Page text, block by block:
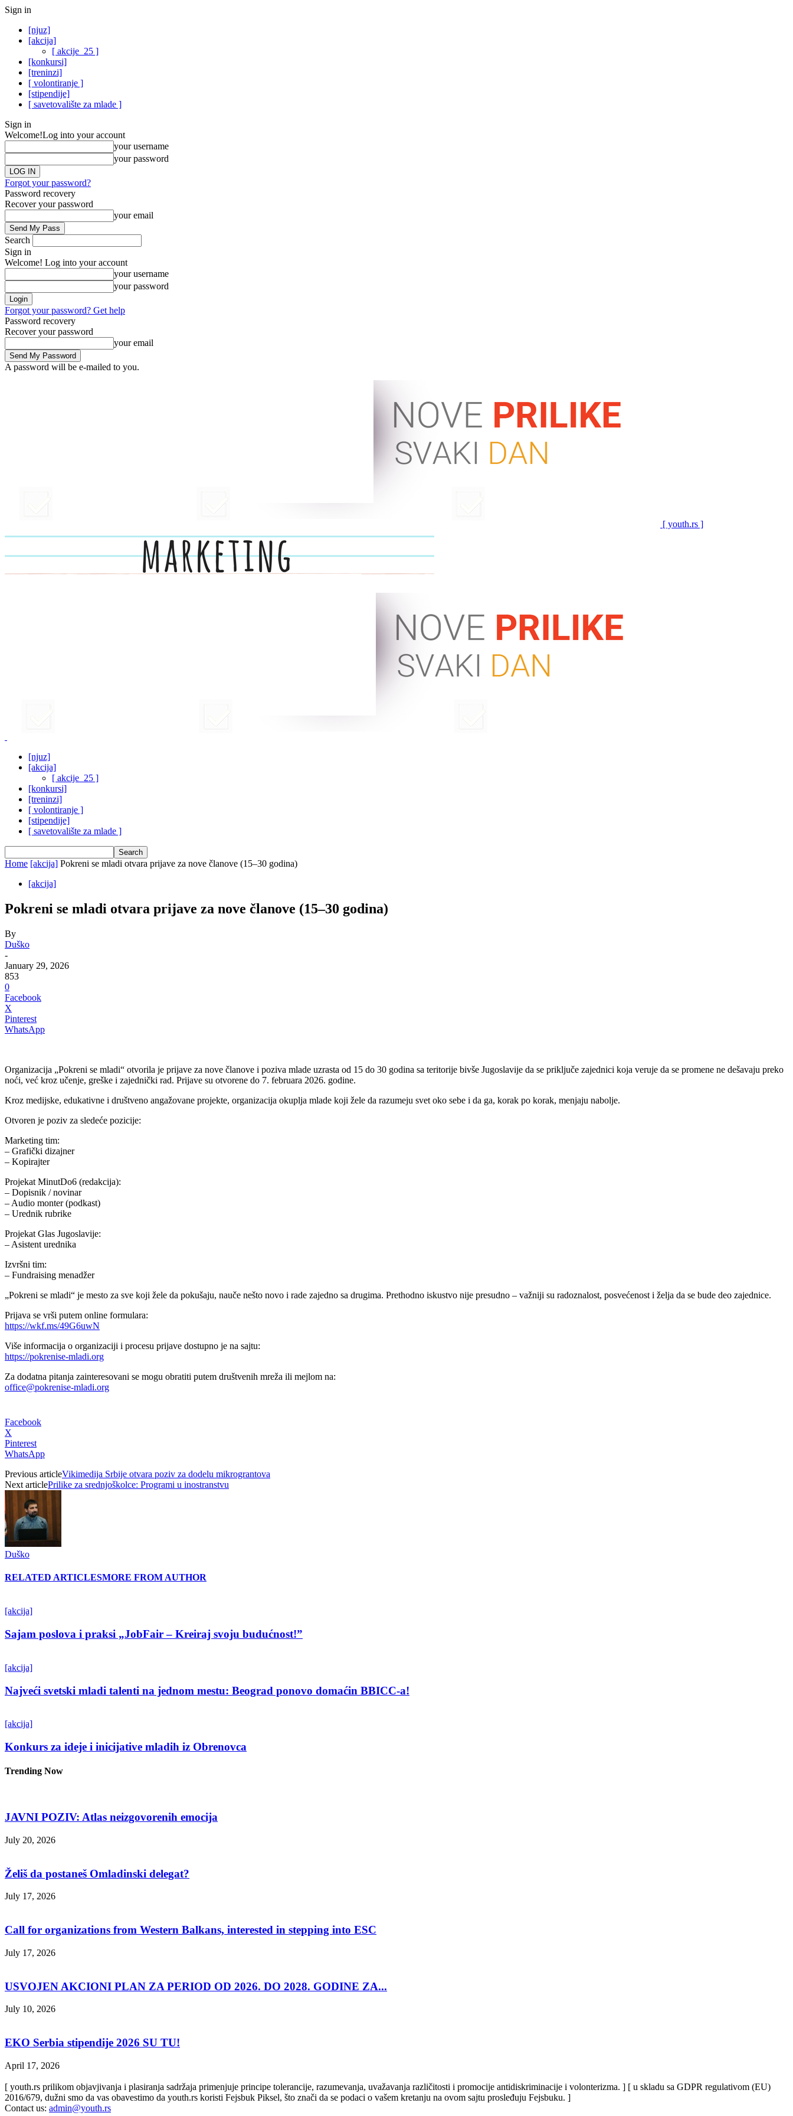
Sign in
[njuz]
[akcija]
[ akcije_25 ]
[konkursi]
[treninzi]
[ volontiranje ]
[stipendije]
[ savetovalište za mlade ]
Sign in
Welcome!Log into your account
your username
your password
Forgot your password?
Password recovery
Recover your password
your email
Search
Sign in
Welcome! Log into your account
your username
your password
Forgot your password? Get help
Password recovery
Recover your password
your email
A password will be e-mailed to you.
[ youth.rs ]
[njuz]
[akcija]
[ akcije_25 ]
[konkursi]
[treninzi]
[ volontiranje ]
[stipendije]
[ savetovalište za mlade ]
Home [akcija] Pokreni se mladi otvara prijave za nove članove (15–30 godina)
[akcija]
Pokreni se mladi otvara prijave za nove članove (15–30 godina)
By
Duško
-
January 29, 2026
853
0
Facebook
X
Pinterest
WhatsApp
Organizacija „Pokreni se mladi“ otvorila je prijave za nove članove i poziva mlade uzrasta od 15 do 30 godina sa teritorije bivše Jugoslavije da se priključe zajednici koja veruje da se promene ne dešavaju preko
noći, već kroz učenje, greške i zajednički rad. Prijave su otvorene do 7. februara 2026. godine.
Kroz medijske, edukativne i društveno angažovane projekte, organizacija okuplja mlade koji žele da razumeju svet oko sebe i da ga, korak po korak, menjaju nabolje.
Otvoren je poziv za sledeće pozicije:
Marketing tim:
– Grafički dizajner
– Kopirajter
Projekat MinutDo6 (redakcija):
– Dopisnik / novinar
– Audio monter (podkast)
– Urednik rubrike
Projekat Glas Jugoslavije:
– Asistent urednika
Izvršni tim:
– Fundraising menadžer
„Pokreni se mladi“ je mesto za sve koji žele da pokušaju, nauče nešto novo i rade zajedno sa drugima. Prethodno iskustvo nije presudno – važniji su radoznalost, posvećenost i želja da se bude deo zajednice.
Prijava se vrši putem online formulara:
https://wkf.ms/49G6uwN
Više informacija o organizaciji i procesu prijave dostupno je na sajtu:
https://pokrenise-mladi.org
Za dodatna pitanja zainteresovani se mogu obratiti putem društvenih mreža ili mejlom na:
office@pokrenise-mladi.org
Facebook
X
Pinterest
WhatsApp
Previous articleVikimedija Srbije otvara poziv za dodelu mikrograntova
Next articlePrilike za srednjoškolce: Programi u inostranstvu
Duško
RELATED ARTICLESMORE FROM AUTHOR
[akcija]
Sajam poslova i praksi „JobFair – Kreiraj svoju budućnost!”
[akcija]
Najveći svetski mladi talenti na jednom mestu: Beograd ponovo domaćin BBICC-a!
[akcija]
Konkurs za ideje i inicijative mladih iz Obrenovca
Trending Now
JAVNI POZIV: Atlas neizgovorenih emocija
July 20, 2026
Želiš da postaneš Omladinski delegat?
July 17, 2026
Call for organizations from Western Balkans, interested in stepping into ESC
July 17, 2026
USVOJEN AKCIONI PLAN ZA PERIOD OD 2026. DO 2028. GODINE ZA...
July 10, 2026
EKO Serbia stipendije 2026 SU TU!
April 17, 2026
[ youth.rs prilikom objavjivanja i plasiranja sadržaja primenjuje principe tolerancije, razumevanja, uvažavanja različitosti i promocije antidiskriminacije i volonterizma. ] [ u skladu sa GDPR regulativom (EU)
2016/679, dužni smo da vas obavestimo da youth.rs koristi Fejsbuk Piksel, što znači da se podaci o vašem kretanju na ovom sajtu prosleđuju Fejsbuku. ]
Contact us: admin@youth.rs